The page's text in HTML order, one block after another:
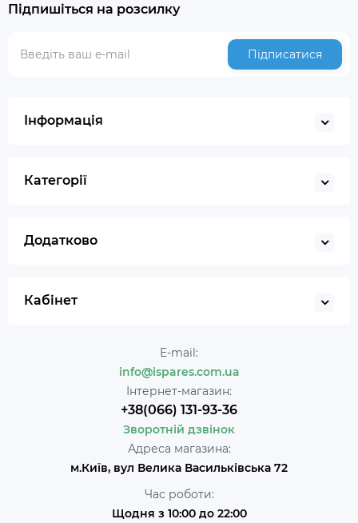
Підпишіться на розсилку
Підписатися
Інформація
Категорії
Додатково
Кабінет
E-mail:
info@ispares.com.ua
Інтернет-магазин:
+38(066) 131-93-36
Зворотній дзвінок
Адреса магазина:
м.Київ, вул Велика Васильківська 72
Час роботи:
Щодня з 10:00 до 22:00